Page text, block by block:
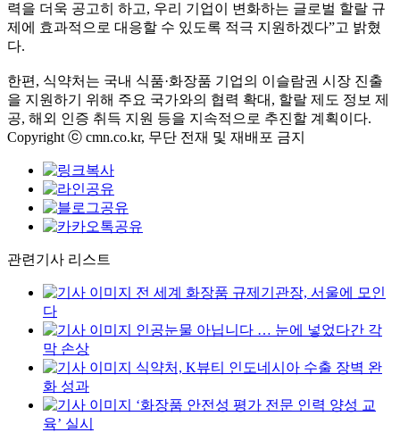
력을 더욱 공고히 하고, 우리 기업이 변화하는 글로벌 할랄 규
제에 효과적으로 대응할 수 있도록 적극 지원하겠다”고 밝혔
다.
한편, 식약처는 국내 식품·화장품 기업의 이슬람권 시장 진출
을 지원하기 위해 주요 국가와의 협력 확대, 할랄 제도 정보 제
공, 해외 인증 취득 지원 등을 지속적으로 추진할 계획이다.
Copyright ⓒ cmn.co.kr, 무단 전재 및 재배포 금지
관련기사 리스트
전 세계 화장품 규제기관장, 서울에 모인
다
인공눈물 아닙니다 … 눈에 넣었다간 각
막 손상
식약처, K뷰티 인도네시아 수출 장벽 완
화 성과
‘화장품 안전성 평가 전문 인력 양성 교
육’ 실시